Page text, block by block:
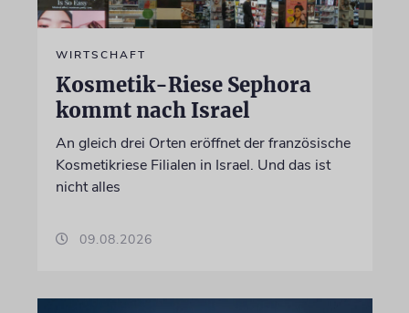
WIRTSCHAFT
Kosmetik-Riese Sephora
kommt nach Israel
An gleich drei Orten eröffnet der französische
Kosmetikriese Filialen in Israel. Und das ist
nicht alles
09.08.2026